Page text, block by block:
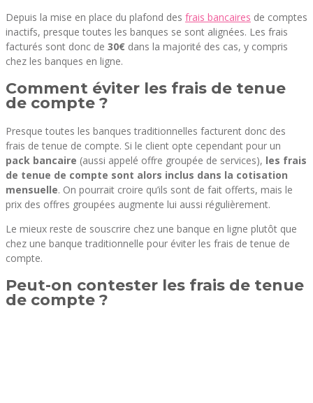
Depuis la mise en place du plafond des frais bancaires de comptes
inactifs, presque toutes les banques se sont alignées. Les frais
facturés sont donc de 30€ dans la majorité des cas, y compris
chez les banques en ligne.
Comment éviter les frais de tenue
de compte ?
Presque toutes les banques traditionnelles facturent donc des
frais de tenue de compte. Si le client opte cependant pour un
pack bancaire (aussi appelé offre groupée de services), les frais
de tenue de compte sont alors inclus dans la cotisation
mensuelle. On pourrait croire qu’ils sont de fait offerts, mais le
prix des offres groupées augmente lui aussi régulièrement.
Le mieux reste de souscrire chez une banque en ligne plutôt que
chez une banque traditionnelle pour éviter les frais de tenue de
compte.
Peut-on contester les frais de tenue
de compte ?